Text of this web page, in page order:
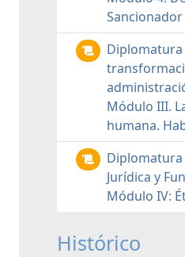
Sancionador
Módulo III.
humana.
Diplomatura
Jurídica y
Módulo IV:
Histórico